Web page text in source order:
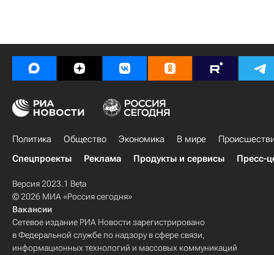
Политика Общество Экономика В мире
Спецпроекты
Реклама Продукты и сервисы Пресс-
Версия 2023.1 Beta
© 2026 МИА «Россия сегодня»
Вакансии
Сетевое издание РИА Новости зарегистрировано
в Федеральной службе по надзору в сфере связи,
информационных технологий и массовых коммуникаций